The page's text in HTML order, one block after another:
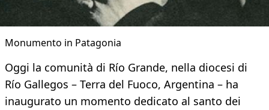
Monumento in Patagonia
Oggi la comunità di Río Grande, nella diocesi di
Río Gallegos – Terra del Fuoco, Argentina – ha
inaugurato un momento dedicato al santo dei